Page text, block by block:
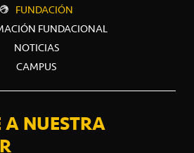
FUNDACIÓN
FUNDACIONAL
NOTICIAS
CAMPUS
A NUESTRA